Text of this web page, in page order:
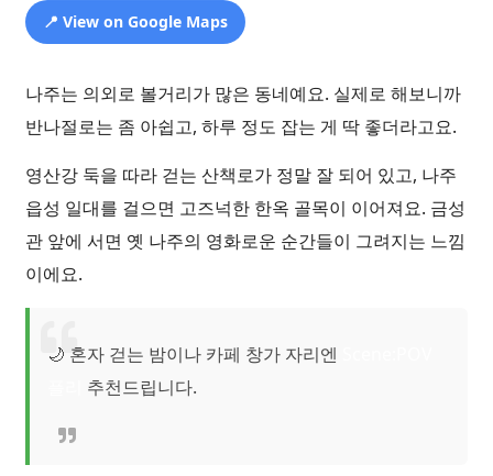
📍 View on Google Maps
나주는 의외로 볼거리가 많은 동네예요. 실제로 해보니까
반나절로는 좀 아쉽고, 하루 정도 잡는 게 딱 좋더라고요.
영산강 둑을 따라 걷는 산책로가 정말 잘 되어 있고, 나주
읍성 일대를 걸으면 고즈넉한 한옥 골목이 이어져요. 금성
관 앞에 서면 옛 나주의 영화로운 순간들이 그려지는 느낌
이에요.
🌙 혼자 걷는 밤이나 카페 창가 자리엔
추천드립니다.